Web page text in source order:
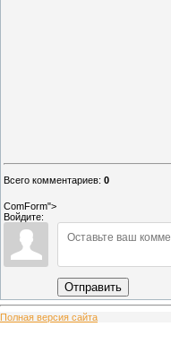
Всего комментариев: 0
ComForm">
Войдите:
Отправить
Полная версия сайта